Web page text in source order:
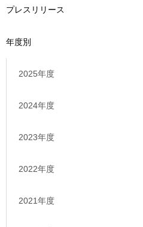
プレスリリース
年度別
2025年度
2024年度
2023年度
2022年度
2021年度